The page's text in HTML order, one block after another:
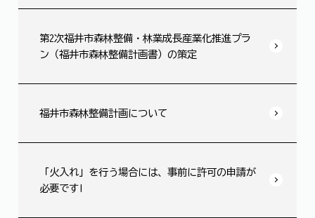
第2次福井市森林整備・林業成長産業化推進プラ
ン（福井市森林整備計画書）の策定
福井市森林整備計画について
「火入れ」を行う場合には、事前に許可の申請が
必要です!